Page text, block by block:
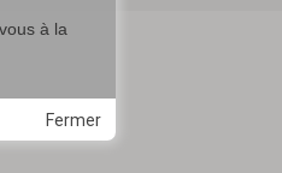
Fermer
à la